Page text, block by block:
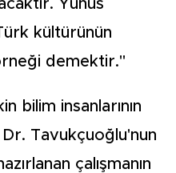
Yunus
kültürünün
demektir."
bilim insanlarının
Tavukçuoğlu'nun
çalışmanın